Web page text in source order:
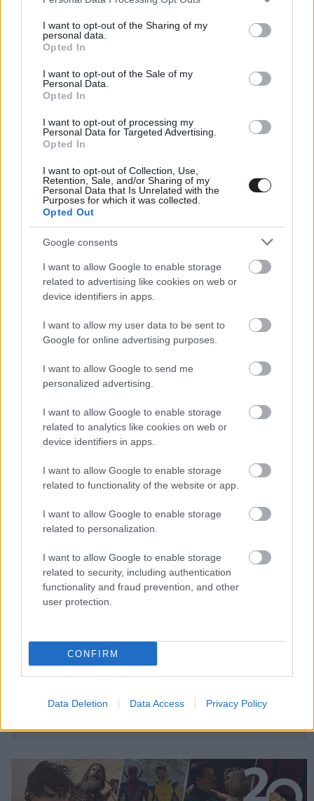
not limited to your visit or usage behaviour. You may click to
grant or deny consent to Google and its third-party tags to
use your data for below specified purposes in below Google
consent section.
I want to opt-out of the Sharing of my
personal data.
Opted In
I want to opt-out of the Sale of my
Personal Data.
Opted In
I want to opt-out of processing my
Personal Data for Targeted Advertising.
Opted In
I want to opt-out of Collection, Use,
Retention, Sale, and/or Sharing of my
Personal Data that Is Unrelated with the
Purposes for which it was collected.
Opted Out
Google consents
I want to allow Google to enable storage
related to advertising like cookies on web or
device identifiers in apps.
I want to allow my user data to be sent to
Google for online advertising purposes.
I want to allow Google to send me
personalized advertising.
I want to allow Google to enable storage
related to analytics like cookies on web or
device identifiers in apps.
I want to allow Google to enable storage
related to functionality of the website or app.
I want to allow Google to enable storage
related to personalization.
I want to allow Google to enable storage
related to security, including authentication
functionality and fraud prevention, and other
user protection.
CONFIRM
Data Deletion Data Access Privacy Policy
Hír| 2023.02.13 17:00
helikoptert is elintéz a Halálos
iramban 10 magyar szinkronos
gsplus.hu| 2023.02.10 18:02
A Fast X új karakterei feszítenek a
gsplus.hu| 2023.02.10 17:29
Az agyad is leolvad a Halálos
iramban 10 első trailerétől
gsplus.hu
Női spin-offot kaphat a Halálos
iramban franchise?
Újabb visszatérőt erősítettek meg
Hír| 2022.04.26 16:00
Megkezdődött a Halálos iramban
Hír| 2022.04.21 16:00
LEGFRISSEBB PODCASTÜNK
Megint rengeteg horrorfilmet néztünk - PuliCast